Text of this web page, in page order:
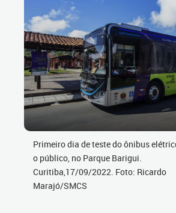
Primeiro dia de teste do ônibus
o público, no Parque Barigui.
Curitiba,17/09/2022. Foto: Ricardo
Marajó/SMCS